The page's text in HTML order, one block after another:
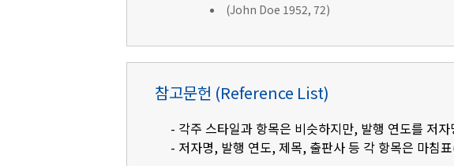
(John Doe 1952, 72)
참고문헌 (Reference List)
- 각주 스타일과 항목은 비슷하지만, 발행 연도를 저
- 저자명, 발행 연도, 제목, 출판사 등 각 항목은 마침